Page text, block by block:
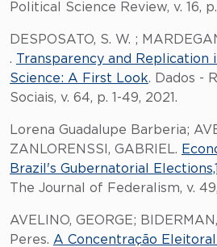
Political Science Review, v. 16,
DESPOSATO, S. W. ;
. Transparency and Replication
Science: A First Look. Dados -
Sociais, v. 64, p. 1-49, 2021.
Lorena Guadalupe Barberia;
ZANLORENSSI, GABRIEL.
Brazil's Gubernatorial
The Journal of Federalism, v.
AVELINO, GEORGE;
Peres. A Concentração